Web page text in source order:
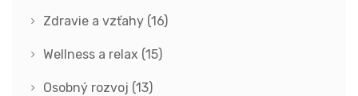
Zdravie a vzťahy (16)
Wellness a relax (15)
Osobný rozvoj (13)